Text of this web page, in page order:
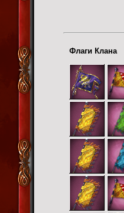
Флаги Клана